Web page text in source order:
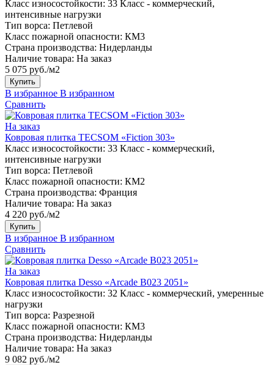
Класс износостойкости: 33 Класс - коммерческий,
интенсивные нагрузки
Тип ворса: Петлевой
Класс пожарной опасности: КМ3
Страна производства: Нидерланды
Наличие товара: На заказ
5 075 руб./м2
Купить
В избранное В избранном
Сравнить
На заказ
Ковровая плитка TECSOM «Fiction 303»
Класс износостойкости: 33 Класс - коммерческий,
интенсивные нагрузки
Тип ворса: Петлевой
Класс пожарной опасности: КМ2
Страна производства: Франция
Наличие товара: На заказ
4 220 руб./м2
Купить
В избранное В избранном
Сравнить
На заказ
Ковровая плитка Desso «Arcade B023 2051»
Класс износостойкости: 32 Класс - коммерческий, умеренные
нагрузки
Тип ворса: Разрезной
Класс пожарной опасности: КМ3
Страна производства: Нидерланды
Наличие товара: На заказ
9 082 руб./м2